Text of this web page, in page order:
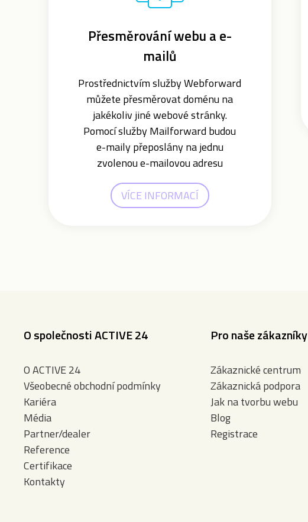
Přesměrování webu a e-
mailů
Prostřednictvím služby Webforward
můžete přesměrovat doménu na
jakékoliv jiné webové stránky.
Pomocí služby Mailforward budou
e-maily přeposlány na jednu
zvolenou e-mailovou adresu
VÍCE INFORMACÍ
O společnosti ACTIVE 24
O ACTIVE 24
Všeobecné obchodní podmínky
Kariéra
Média
Partner/dealer
Reference
Certifikace
Kontakty
Pro naše zákazníky
Zákaznické centrum
Zákaznická podpora
Jak na tvorbu webu
Blog
Registrace